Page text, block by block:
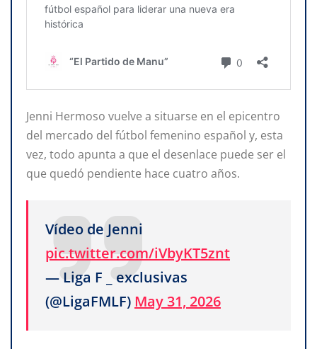
Jenni Hermoso vuelve a situarse en el epicentro
del mercado del fútbol femenino español y, esta
vez, todo apunta a que el desenlace puede ser el
que quedó pendiente hace cuatro años.
Vídeo de Jenni
pic.twitter.com/iVbyKT5znt
— Liga F _ exclusivas
(@LigaFMLF) May 31, 2026